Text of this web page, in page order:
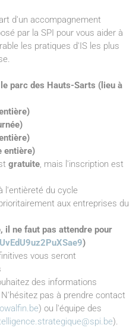
d'un accompagnement
par la SPI pour vous aider à
les pratiques d'IS les plus
parc des Hauts-Sarts (lieu à
entière)
gratuite, mais l'inscription est
l'entièreté du cycle
aux entreprises du
il ne faut pas attendre pour
)
vous seront
des informations
pas à prendre contact
) ou l'équipe des
).